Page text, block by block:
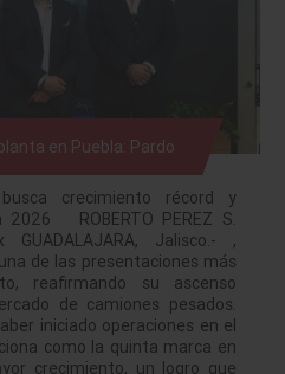
en Puebla: Pardo
crecimiento récord y
2026 ROBERTO PEREZ S.
GUADALAJARA, Jalisco.- ,
de las presentaciones más
reafirmando su ascenso
de camiones pesados.
iniciado operaciones en el
como la quinta marca en
crecimiento, un logro que